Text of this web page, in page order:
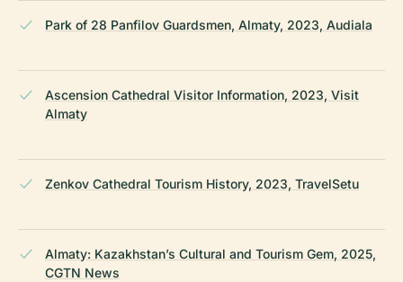
Park of 28 Panfilov Guardsmen, Almaty, 2023, Audiala
Ascension Cathedral Visitor Information, 2023, Visit
Almaty
Zenkov Cathedral Tourism History, 2023, TravelSetu
Almaty: Kazakhstan’s Cultural and Tourism Gem, 2025,
CGTN News